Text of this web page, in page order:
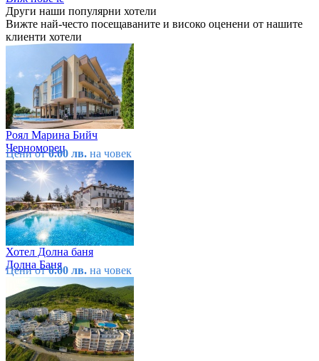
Други наши популярни хотели
Вижте най-често посещаваните и високо оценени от нашите
клиенти хотели
Роял Марина Бийч
Черноморец
Цени от0.00 лв. на човек
Хотел Долна баня
Долна Баня
Цени от0.00 лв. на човек